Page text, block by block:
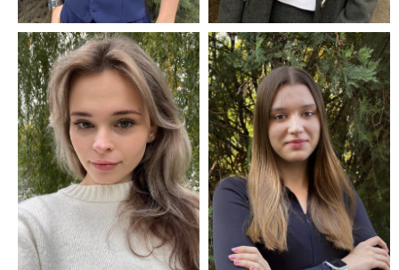
Лавриненко
Микола 10, член
МАДО, комісія
спортивно-
М'яч Дар'я 9В,
комісія творчої